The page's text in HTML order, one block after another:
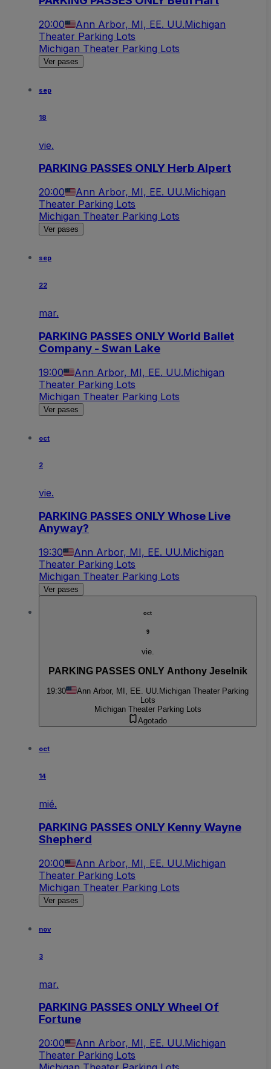
20:00 Ann Arbor, MI, EE. UU.Michigan
Theater Parking Lots
Michigan Theater Parking Lots
Ver pases
sep
18
vie.
PARKING PASSES ONLY Herb Alpert
20:00 Ann Arbor, MI, EE. UU.Michigan
Theater Parking Lots
Michigan Theater Parking Lots
Ver pases
sep
22
mar.
PARKING PASSES ONLY World Ballet
Company - Swan Lake
19:00 Ann Arbor, MI, EE. UU.Michigan
Theater Parking Lots
Michigan Theater Parking Lots
Ver pases
oct
2
vie.
PARKING PASSES ONLY Whose Live
Anyway?
19:30 Ann Arbor, MI, EE. UU.Michigan
Theater Parking Lots
Michigan Theater Parking Lots
Ver pases
oct
9
vie.
PARKING PASSES ONLY Anthony Jeselnik
19:30 Ann Arbor, MI, EE. UU. Michigan Theater Parking
Lots
Michigan Theater Parking Lots
Agotado
oct
14
mié.
PARKING PASSES ONLY Kenny Wayne
Shepherd
20:00 Ann Arbor, MI, EE. UU.Michigan
Theater Parking Lots
Michigan Theater Parking Lots
Ver pases
nov
3
mar.
PARKING PASSES ONLY Wheel Of
Fortune
20:00 Ann Arbor, MI, EE. UU.Michigan
Theater Parking Lots